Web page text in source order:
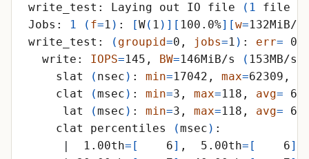
write_test: Laying out IO file
( 1 file /
Jobs:
1 ( f=1 ) : [W( 1 ) ] [ 100.0%] [w=132MiB/s
write_test:
( groupid=0, jobs=1 ) : err=
  write:
IOPS=145, BW=146MiB/s ( 153MB/s
    slat
( nsec ) : min=17042, max=62309,
    clat
(msec ) : min=3, max=118, avg=
     lat
(msec ) : min=3, max=118, avg=
    clat percentiles
(msec )
|
  1.00th
= [
    6
] ,  5.00th= [
    6
]